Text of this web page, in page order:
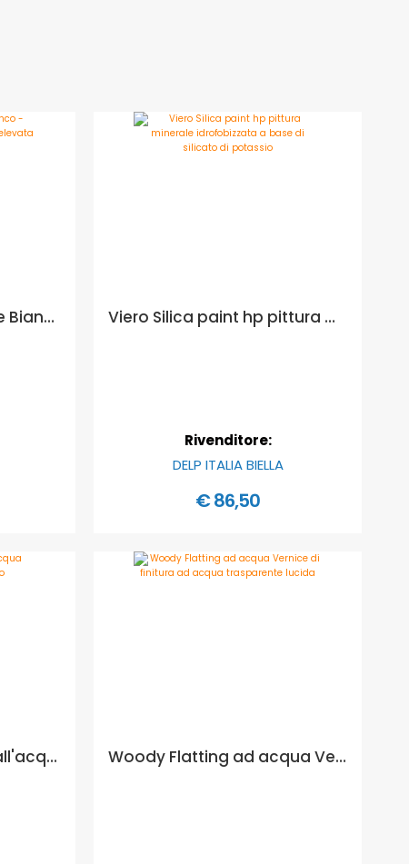
Boero | Eco Traspirante Bianco - pittura traspirante Ecolabel ad elevata traspirabilità - Formato in litri: 14 lt Viero Silica paint hp pittura minerale idrofobizzata a base di silicato di potassio - Formato in litri: 5 lt
Rivenditore:
DELP ITALIA BIELLA
€ 86,50
Tixe Board-tix smalto all'acqua effetto lavagna per interno - Colore: Nero, Formato in litri: 1 lt Woody Flatting ad acqua Vernice di finitura ad acqua trasparente lucida - colore impregnante: incolore, Formato in litri: 0,5 lt